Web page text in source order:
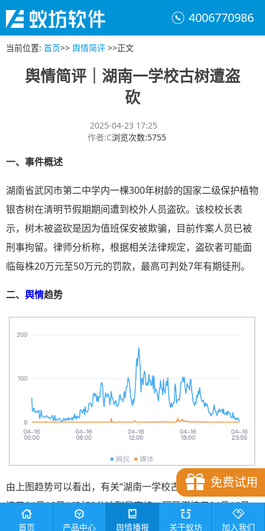
4006770986
当前位置: 首页>> 舆情简评 >>正文
舆情简评｜湖南一学校古树遭盗
砍
2025-04-23 17:25
作者:C浏览次数:5755
一、 事件概述
湖南省武冈市第二中学内一棵300年树龄的国家二级保护植物
银杏树在清明节假期期间遭到校外人员盗砍。该校校长表
示，树木被盗砍是因为值班保安被欺骗，目前作案人员已被
刑事拘留。律师分析称，根据相关法律规定，盗砍者可能面
临每株20万元至50万元的罚款，最高可判处7年有期徒刑。
二、 舆情趋势
由上图趋势可以看出，有关“湖南一学校古树遭盗砍”的媒体舆
情于04月16日16时50分达到最高峰，网民舆情于04月16日
12时20分达到最高峰。
免费试用
首页 产品中心 舆情播报 关于蚁坊 加入我们